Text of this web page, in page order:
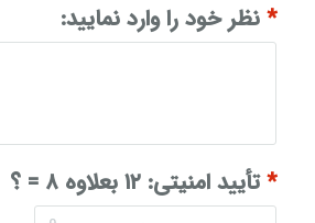
*نظر خود را وارد نمایید:
*تأیید امنیتی: ۱۲ بعلاوه ۸ = ؟